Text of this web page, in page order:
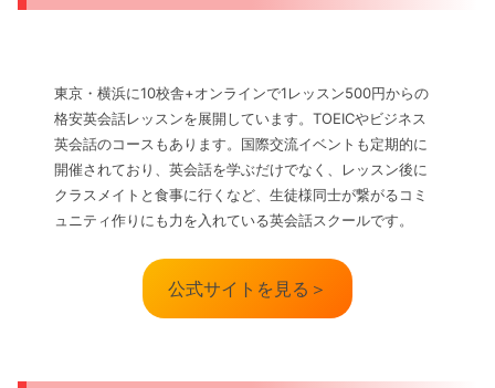
東京・横浜に10校舎+オンラインで1レッスン500円からの
格安英会話レッスンを展開しています。TOEICやビジネス
英会話のコースもあります。国際交流イベントも定期的に
開催されており、英会話を学ぶだけでなく、レッスン後に
クラスメイトと食事に行くなど、生徒様同士が繋がるコミ
ュニティ作りにも力を入れている英会話スクールです。
公式サイトを見る＞